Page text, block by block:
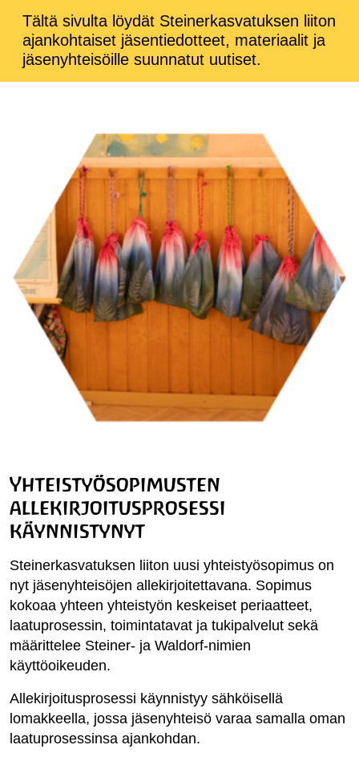
Tältä sivulta löydät Steinerkasvatuksen liiton
ajankohtaiset jäsentiedotteet, materiaalit ja
jäsenyhteisöille suunnatut uutiset.
Yhteistyösopimusten
allekirjoitusprosessi
käynnistynyt
Steinerkasvatuksen liiton uusi yhteistyösopimus on
nyt jäsenyhteisöjen allekirjoitettavana. Sopimus
kokoaa yhteen yhteistyön keskeiset periaatteet,
laatuprosessin, toimintatavat ja tukipalvelut sekä
määrittelee Steiner- ja Waldorf-nimien
käyttöoikeuden.
Allekirjoitusprosessi käynnistyy sähköisellä
lomakkeella, jossa jäsenyhteisö varaa samalla oman
laatuprosessinsa ajankohdan.